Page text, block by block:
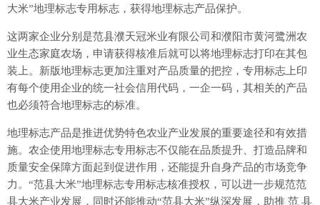
大米”地理标志专用标志，获得地理标志产品保护。
这两家企业分别是范县濮天冠米业有限公司和濮阳市黄河鹭洲农
业生态家庭农场，申请获得核准后就可以将地理标志打印在其包
装上。新版地理标志更加注重对产品质量的把控，专用标志上印
有每个使用企业的统一社会信用代码，一企一码，其相关的产品
也必须符合地理标志的标准。
地理标志产品是推进优势特色农业产业发展的重要途径和有效措
施。农企使用地理标志专用标志不仅能在品质提升、打造品牌和
质量安全保障方面起到促进作用，还能提升自身产品的市场竞争
力。“范县大米”地理标志专用标志核准授权，可以进一步规范范
县大米产业发展，同时还能推动“范县大米”纵深发展，助推 范 县